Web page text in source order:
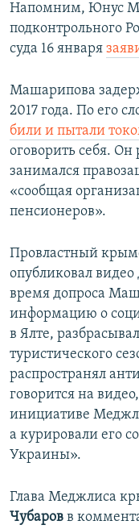
Напомним, Юнус
подконтрольного
суда 16 января
Машарипова
2017 года. По его
били и пытали
оговорить себя. Он
занимался
«сообщая
пенсионеров».
Провластный
опубликовал
время допроса
информацию о
в Ялте,
туристического
распространял
говорится на
инициативе
а курировали его
Украины».
Глава Меджлиса
Чубаров в